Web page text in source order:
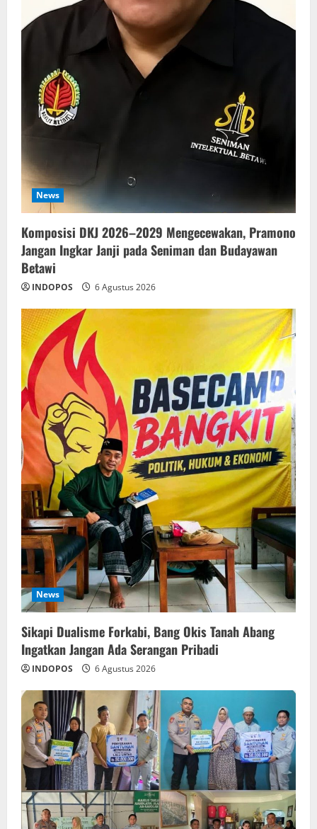
News
Komposisi DKJ 2026–2029 Mengecewakan, Pramono
Jangan Ingkar Janji pada Seniman dan Budayawan
Betawi
INDOPOS 6 Agustus 2026
News
Sikapi Dualisme Forkabi, Bang Okis Tanah Abang
Ingatkan Jangan Ada Serangan Pribadi
INDOPOS 6 Agustus 2026